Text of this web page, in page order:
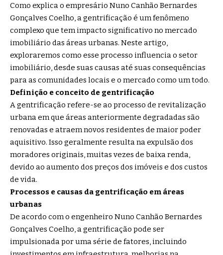
Como explica o empresário Nuno Canhão Bernardes
Gonçalves Coelho , a gentrificação é um fenômeno
complexo que tem impacto significativo no mercado
imobiliário das áreas urbanas. Neste artigo,
exploraremos como esse processo influencia o setor
imobiliário, desde suas causas até suas consequências
para as comunidades locais e o mercado como um todo.
Definição e conceito de gentrificação
A gentrificação refere-se ao processo de revitalização
urbana em que áreas anteriormente degradadas são
renovadas e atraem novos residentes de maior poder
aquisitivo. Isso geralmente resulta na expulsão dos
moradores originais, muitas vezes de baixa renda,
devido ao aumento dos preços dos imóveis e dos custos
de vida.
Processos e causas da gentrificação em áreas
urbanas
De acordo com o engenheiro Nuno Canhão Bernardes
Gonçalves Coelho, a gentrificação pode ser
impulsionada por uma série de fatores, incluindo